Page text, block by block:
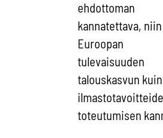
ehdottoman
kannatettava, niin
Euroopan
tulevaisuuden
talouskasvun kuin
toteutumisen